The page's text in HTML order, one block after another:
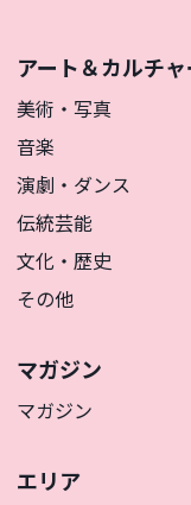
アート＆カルチャ
美術・写真
音楽
演劇・ダンス
伝統芸能
文化・歴史
その他
マガジン
マガジン
エリア